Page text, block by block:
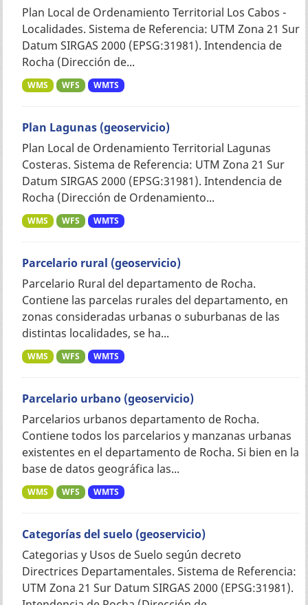
Plan Local de Ordenamiento Territorial Los Cabos -
Localidades. Sistema de Referencia: UTM Zona 21 Sur
Datum SIRGAS 2000 (EPSG:31981). Intendencia de
Rocha (Dirección de...
WMS WFS WMTS
Plan Lagunas (geoservicio)
Plan Local de Ordenamiento Territorial Lagunas
Costeras. Sistema de Referencia: UTM Zona 21 Sur
Datum SIRGAS 2000 (EPSG:31981). Intendencia de
Rocha (Dirección de Ordenamiento...
WMS WFS WMTS
Parcelario rural (geoservicio)
Parcelario Rural del departamento de Rocha.
Contiene las parcelas rurales del departamento, en
zonas consideradas urbanas o suburbanas de las
distintas localidades, se ha...
WMS WFS WMTS
Parcelario urbano (geoservicio)
Parcelarios urbanos departamento de Rocha.
Contiene todos los parcelarios y manzanas urbanas
existentes en el departamento de Rocha. Si bien en la
base de datos geográfica las...
WMS WFS WMTS
Categorías del suelo (geoservicio)
Categorias y Usos de Suelo según decreto
Directrices Departamentales. Sistema de Referencia:
UTM Zona 21 Sur Datum SIRGAS 2000 (EPSG:31981).